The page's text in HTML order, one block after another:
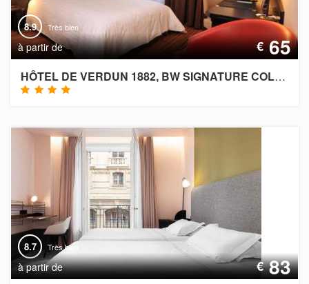
8.9 Très bien
à partir de €65
HÔTEL DE VERDUN 1882, BW SIGNATURE COLLECTION
8.7 Très bien
à partir de €83